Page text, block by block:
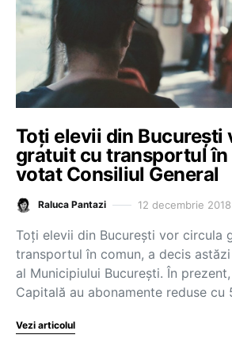
Toți elevii din București
gratuit cu transportul în
votat Consiliul General
Raluca Pantazi 12 decembrie 2018
Toți elevii din București vor circula
transportul în comun, a decis
al Municipiului Bucureşti. În
Capitală au abonamente reduse cu
Vezi articolul